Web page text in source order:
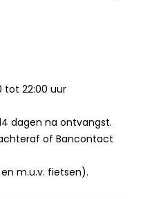
tot 22:00 uur
dagen na ontvangst.
of Bancontact
m.u.v. fietsen).